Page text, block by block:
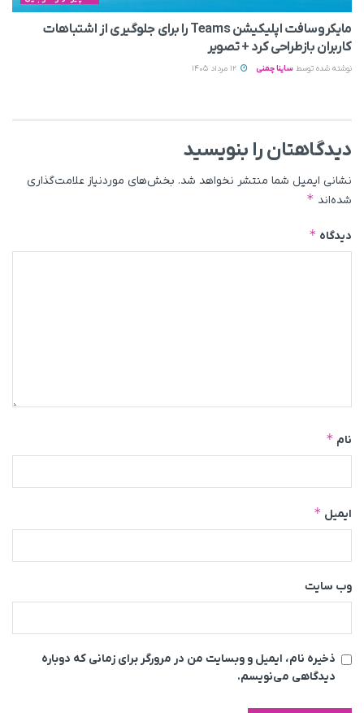
مایکروسافت اپلیکیشن Teams را برای جلوگیری از اشتباهات
کاربران بازطراحی کرد + تصویر
نوشته شده توسط ساینا چمنی
دیدگاهتان را بنویسید
نشانی ایمیل شما منتشر نخواهد شد. بخش‌های موردنیاز علامت‌گذاری
شده‌اند *
دیدگاه *
نام *
ایمیل *
وب‌ سایت
ذخیره نام، ایمیل و وبسایت من در مرورگر برای زمانی که دوباره
دیدگاهی می‌نویسم.